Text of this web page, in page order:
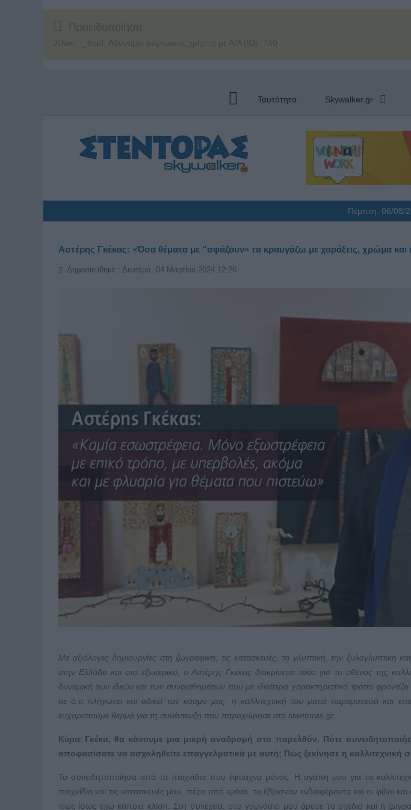
Προειδοποίηση
JUser: :_load: Αδυναμία φόρτωσης χρήστη με Α/Α (ID): 740
Ταυτότητα Skywalker.gr
Πέμπτη, 06/08/
Αστέρης Γκέκας: «Όσα θέματα με “σφάζουν» τα κραυγάζω με χαράξεις, χρώμα και
Δημοσιεύθηκε : Δευτέρα, 04 Μαρτίου 2024 12:26
Με αξιόλογες δημιουργίες στη ζωγραφική, τις κατασκευές, τη γλυπτική, την ξυλογλυπτική και
στην Ελλάδα και στο εξωτερικό, ο Αστέρης Γκέκας διακρίνεται τόσο για το σθένος της
δυναμική των ιδεών και των συναισθημάτων που με ιδιαίτερα χαρακτηριστικό τρόπο
σε ό,τι πληγώνει και αδικεί τον κόσμο μας, η καλλιτεχνική του ματιά παραμονεύει και
ευχαριστούμε θερμά για τη συνέντευξη που παραχώρησε στο stentoras.gr.
Κύριε Γκέκα, θα κάνουμε μια μικρή αναδρομή στο παρελθόν. Πότε
αποφασίσατε να ασχοληθείτε επαγγελματικά με αυτή; Πώς ξεκίνησε η καλλιτεχνική
Το συνειδητοποίησα από τα παιχνίδια που έφτιαχνα μόνος. Η αγάπη μου για τα
παιχνίδια και τις κατασκευές μου, πέρα από εμένα, τα έβρισκαν ενδιαφέροντα και οι φίλοι
πως ίσως έχω κάποια κλίση. Στη συνέχεια, στο γυμνάσιο μου άρεσε το σχέδιο και η